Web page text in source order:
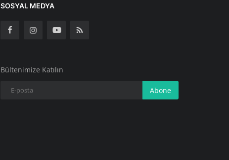
SOSYAL MEDYA
Bültenimize Katılın
Abone